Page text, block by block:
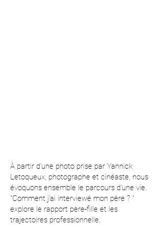
À partir d'une photo prise par Yannick
Letoqueux, photographe et cinéaste, nous
évoquons ensemble le parcours d'une vie.
"Comment j'ai interviewé mon père ? "
explore le rapport père-fille et les
trajectoires professionnelle.